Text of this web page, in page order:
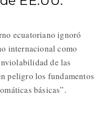
ecuatoriano ignoró
internacional como
de las
peligro los fundamentos
básicas”.